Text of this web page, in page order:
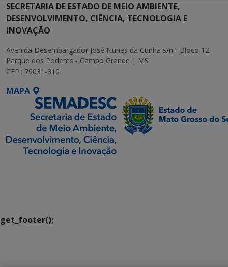
SECRETARIA DE ESTADO DE MEIO AMBIENTE,
DESENVOLVIMENTO, CIÊNCIA, TECNOLOGIA E
INOVAÇÃO
Avenida Desembargador José Nunes da Cunha s/n - Bloco 12
Parque dos Poderes - Campo Grande | MS
CEP.: 79031-310
MAPA
get_footer();